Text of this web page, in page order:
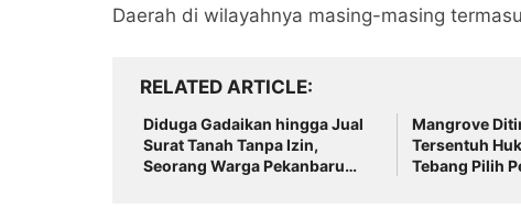
Daerah di wilayahnya masing-masing
RELATED ARTICLE
Diduga Gadaikan hingga Jual
Surat Tanah Tanpa Izin,
Seorang Warga Pekanbaru
Mangrove
Tersentuh
Tebang Pilih